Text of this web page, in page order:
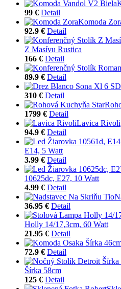
99 € Detail
Komoda
92.9 € Detail
Z Masívu Rustica
166 € Detail
89.9 € Detail
310 € Detail
1799 € Detail
Lavica Rivoli
94.9 € Detail
E14, 5 Watt
3.99 € Detail
10625dc, E27, 10 Watt
4.99 € Detail
36.95 € Detail
Holly 14/17,3cm, 60 Watt
21.95 € Detail
72.9 € Detail
Šírka 58cm
125 € Detail